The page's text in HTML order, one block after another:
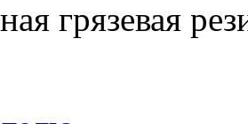
грязевая